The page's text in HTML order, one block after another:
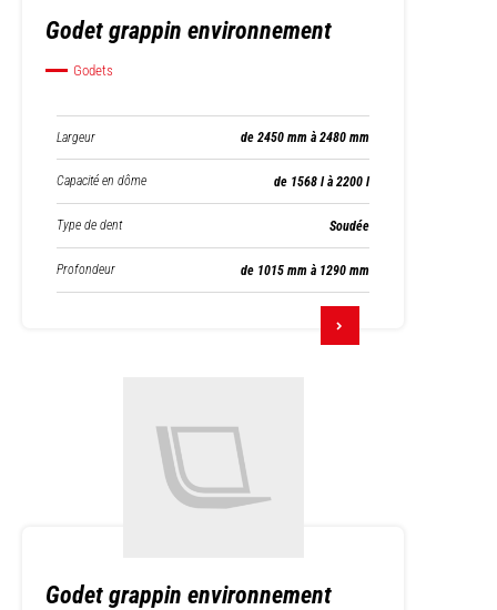
Godet grappin environnement
Godets
Largeur de 2450 mm à 2480 mm
Capacité en dôme de 1568 l à 2200 l
Type de dent Soudée
Profondeur de 1015 mm à 1290 mm
Godet grappin environnement